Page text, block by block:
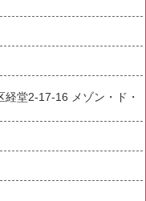
堂2-17-16 メゾン・ド・